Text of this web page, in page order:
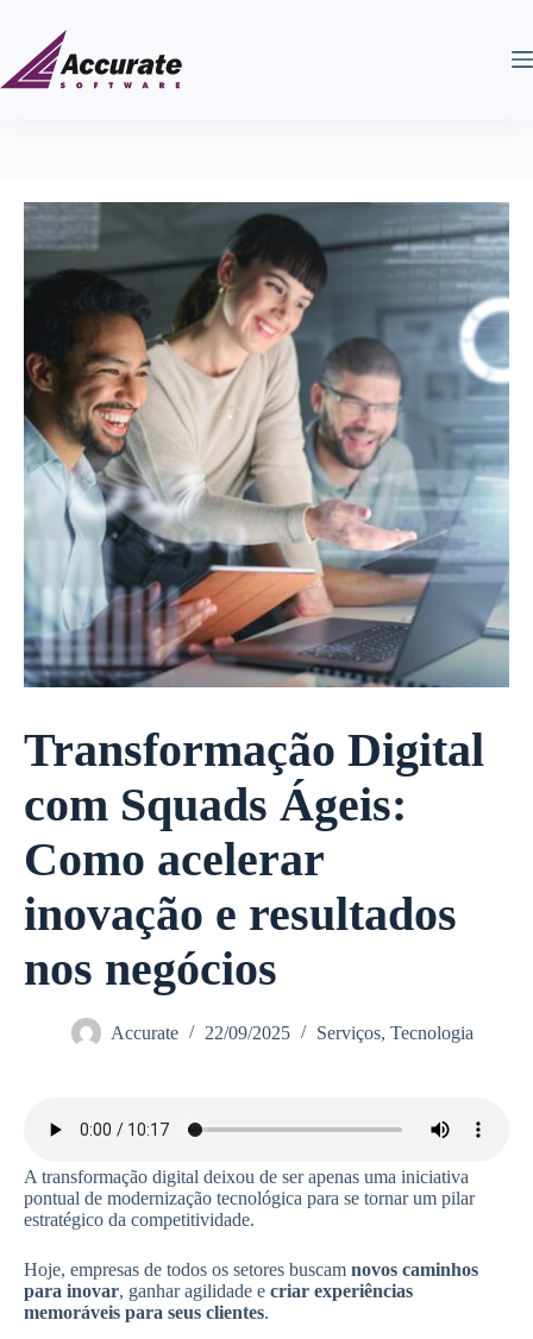
Transformação Digital
com Squads Ágeis:
Como acelerar
inovação e resultados
nos negócios
Accurate 22/09/2025 Serviços, Tecnologia
A transformação digital deixou de ser apenas uma iniciativa
pontual de modernização tecnológica para se tornar um pilar
estratégico da competitividade.
Hoje, empresas de todos os setores buscam novos caminhos
para inovar, ganhar agilidade e criar experiências
memoráveis para seus clientes.